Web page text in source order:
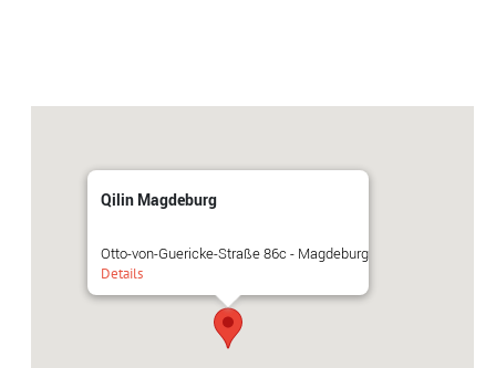
Qilin Magdeburg
Otto-von-Guericke-Straße 86c - Magdeburg
Details